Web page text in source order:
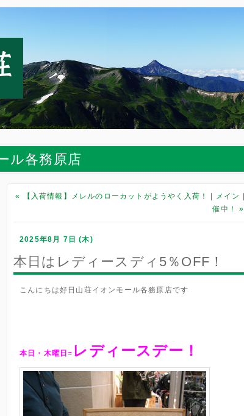
ル各務原店
« 【入荷情報】メレルのローカットがようやく入荷！ メイン
催中！
»
2025年8月 7日 (木)
本日はレディースディ5％OFF！
こんにちは好日山荘イオンモール各務原店です
本日・木曜日= レディースデー！